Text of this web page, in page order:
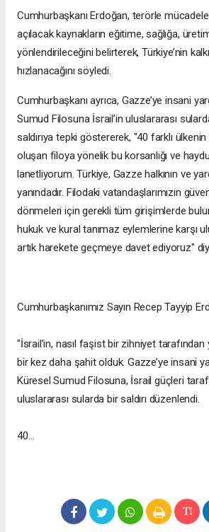
Cumhurbaşkanı Erdoğan, terörle
açılacak kaynakların eğitime, sağlığa,
yönlendirileceğini belirterek, Türkiye’nin
hızlanacağını söyledi.
Cumhurbaşkanı ayrıca, Gazze’ye insani
Sumud Filosuna İsrail’in uluslararası
saldırıya tepki göstererek, "40 farklı
oluşan filoya yönelik bu korsanlığı ve
lanetliyorum. Türkiye, Gazze halkının ve
yanındadır. Filodaki vatandaşlarımızın
dönmeleri için gerekli tüm girişimlerde
hukuk ve kural tanımaz eylemlerine karşı
artık harekete geçmeye davet ediyoruz"
Cumhurbaşkanımız Sayın Recep Tayyip
"İsrail’in, nasıl faşist bir zihniyet
bir kez daha şahit olduk. Gazze’ye insani
Küresel Sumud Filosuna, İsrail güçleri
uluslararası sularda bir saldırı düzenlendi.
40…